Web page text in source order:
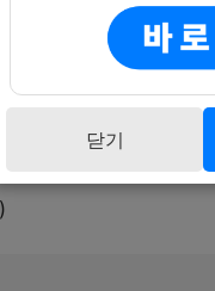
습니다.
닫기